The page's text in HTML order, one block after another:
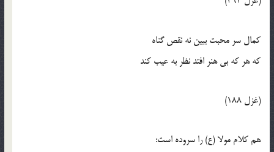
کمال سر محبت ببين نه نقص گناه
که هر که بي هنر افتد نظر به عيب کند
(غزل 188)
هم کلام مولا (ع) را سروده است: